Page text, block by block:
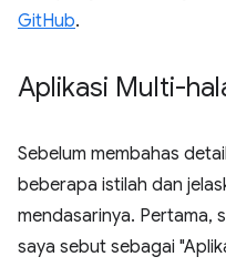
GitHub.
Aplikasi Multi-
Sebelum membahas
beberapa istilah dan
mendasarinya. Pertama,
saya sebut sebagai